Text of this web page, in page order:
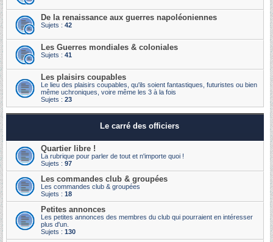
De la renaissance aux guerres napoléoniennes
Sujets : 42
Les Guerres mondiales & coloniales
Sujets : 41
Les plaisirs coupables
Le lieu des plaisirs coupables, qu'ils soient fantastiques, futuristes ou bien
même uchroniques, voire même les 3 à la fois
Sujets : 23
Le carré des officiers
Quartier libre !
La rubrique pour parler de tout et n'importe quoi !
Sujets : 97
Les commandes club & groupées
Les commandes club & groupées
Sujets : 18
Petites annonces
Les petites annonces des membres du club qui pourraient en intéresser
plus d'un.
Sujets : 130